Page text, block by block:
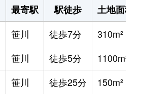
最寄駅 駅徒歩
土地面積
笹川 徒歩7分
310m²
笹川 徒歩5分
1100m²
笹川 徒歩25分 150m²